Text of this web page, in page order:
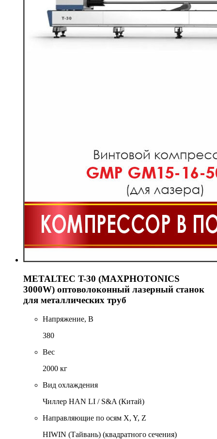
METALTEC T-30 (MAXPHOTONICS
3000W) оптоволоконный лазерный станок
для металлических труб
Напряжение, В
380
Вес
2000 кг
Вид охлаждения
Чиллер HAN LI / S&A (Китай)
Направляющие по осям X, Y, Z
HIWIN (Тайвань) (квадратного сечения)